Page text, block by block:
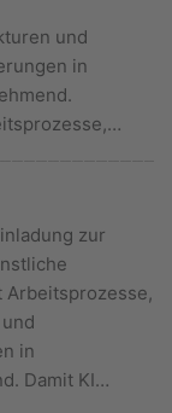
und
in
zur
Arbeitsprozesse,
in
Damit KI…